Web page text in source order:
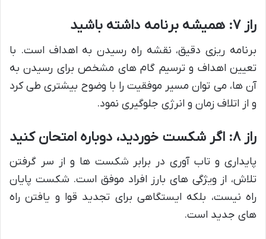
راز ۷: همیشه برنامه داشته باشید
برنامه ریزی دقیق، نقشه راه رسیدن به اهداف است. با
تعیین اهداف و ترسیم گام های مشخص برای رسیدن به
آن ها، می توان مسیر موفقیت را با وضوح بیشتری طی کرد
و از اتلاف زمان و انرژی جلوگیری نمود.
راز ۸: اگر شکست خوردید، دوباره امتحان کنید
پایداری و تاب آوری در برابر شکست ها و از سر گرفتن
تلاش، از ویژگی های بارز افراد موفق است. شکست پایان
راه نیست، بلکه ایستگاهی برای تجدید قوا و یافتن راه
های جدید است.